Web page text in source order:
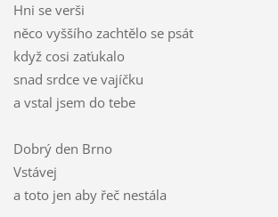
Hni se verši
něco vyššího zachtělo se psát
když cosi zaťukalo
snad srdce ve vajíčku
a vstal jsem do tebe
Dobrý den Brno
Vstávej
a toto jen aby řeč nestála